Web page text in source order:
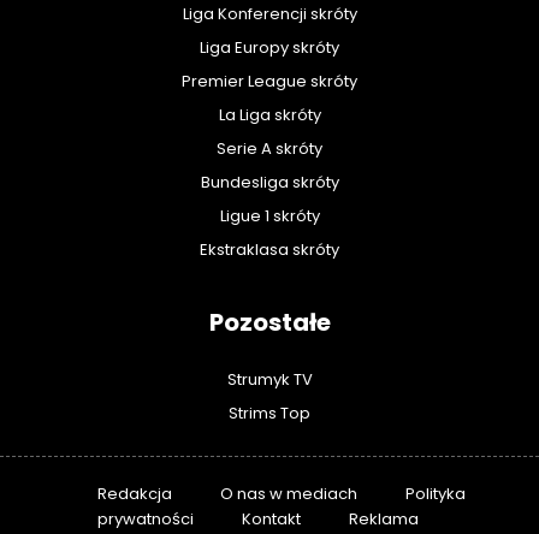
Liga Konferencji skróty
Liga Europy skróty
Premier League skróty
La Liga skróty
Serie A skróty
Bundesliga skróty
Ligue 1 skróty
Ekstraklasa skróty
Pozostałe
Strumyk TV
Strims Top
Redakcja O nas w mediach
Polityka
prywatności
Kontakt Reklama